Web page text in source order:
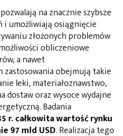
na znacznie szybsze
i umożliwiają osiągnięcie
złożonych problemów
obliczeniowe
a nawet
obejmują takie
leki, materiałoznawstwo,
dostaw oraz wysoce wydajne
Badania
r. całkowita wartość rynku
97 mld USD. Realizacja tego